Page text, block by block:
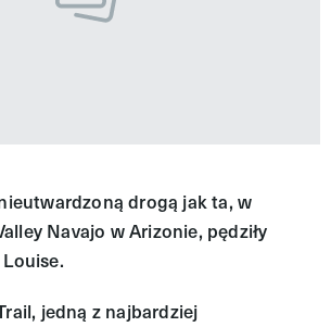
drogą jak ta, w
Navajo w Arizonie, pędziły
jedną z najbardziej